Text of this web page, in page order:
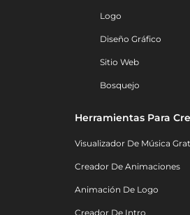
Logo
Diseño Gráfico
Sitio Web
Bosquejo
Herramientas Para
Visualizador De Música
Creador De Animaciones
Animación De Logo
Creador De Intro